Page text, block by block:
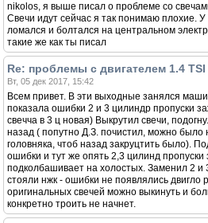
nikolos, я выше писал о проблеме со
Свечи идут сейчас я так понимаю плохие.
ломался и болтался на центральном
такие же как ты писал
Re: проблемы с двигателем 1.4 TSI
Вт, 05 дек 2017, 15:42
Всем привет. В эти выходные занялся
показала ошибки 2 и 3 цилиндр пропуски
свечча в 3 ц новая) Выкрутил свечи,
назад ( попутно Д.З. почистил, можно было
головняка, чтоб назад закруцтить было).
ошибки и тут же опять 2,3 цилинд
подколбашивает на холостых. Заменил 2 и
стояли нжк - ошибки не появлялись двигло
оригинальных свечей можно выкинуть и
конкретно троить не начнет.